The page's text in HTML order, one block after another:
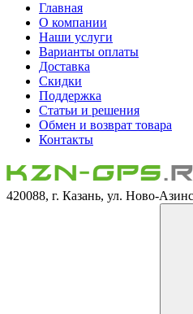
Главная
О компании
Наши услуги
Варианты оплаты
Доставка
Скидки
Поддержка
Статьи и решения
Обмен и возврат товара
Контакты
420088, г. Казань, ул. Ново-